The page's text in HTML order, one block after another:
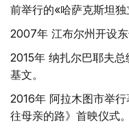
前举行的«哈萨克斯坦独
2007年 江布尔州开设东
2015年 纳扎尔巴耶夫
基文。
2016年 阿拉木图市举行
往母亲的路》首映仪式。